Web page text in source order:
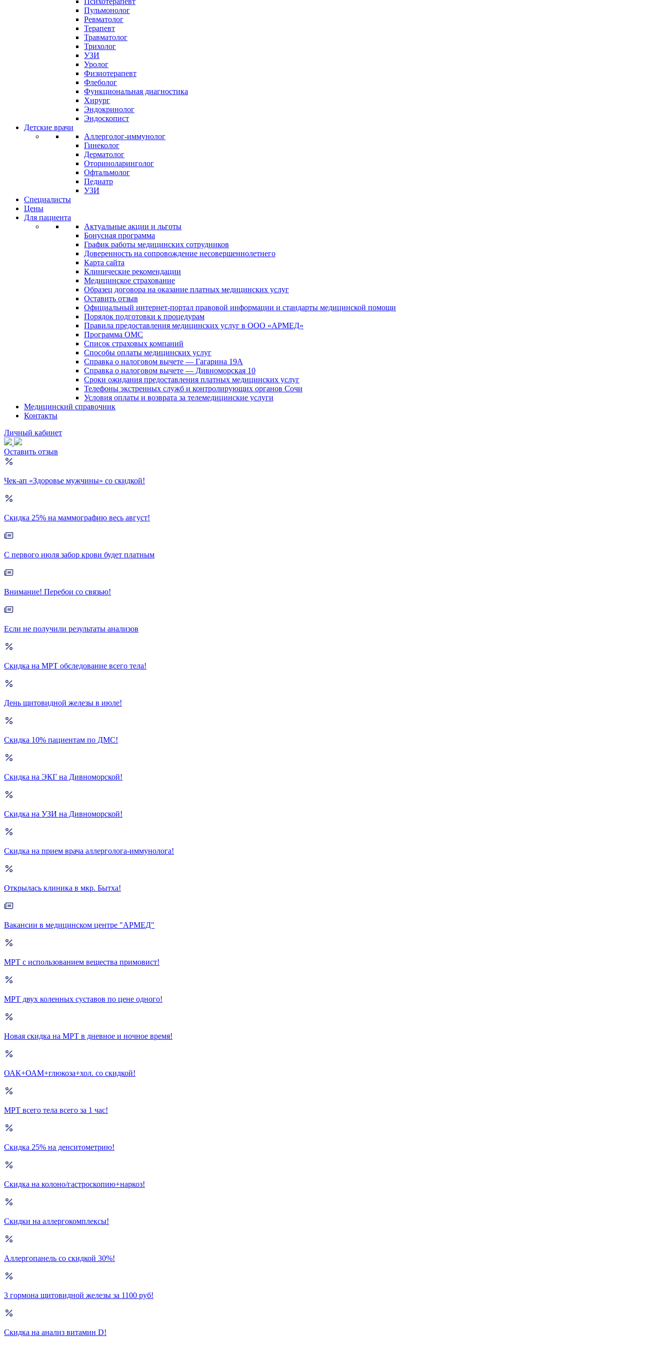
Пульмонолог
Ревматолог
Терапевт
Травматолог
Трихолог
УЗИ
Уролог
Физиотерапевт
Флеболог
Функциональная диагностика
Хирург
Эндокринолог
Эндоскопист
Детские врачи
Аллерголог-иммунолог
Гинеколог
Дерматолог
Оториноларинголог
Офтальмолог
Педиатр
УЗИ
Специалисты
Цены
Для пациента
Актуальные акции и льготы
Бонусная программа
График работы медицинских сотрудников
Доверенность на сопровождение несовершеннолетнего
Карта сайта
Клинические рекомендации
Медицинское страхование
Образец договора на оказание платных медицинских услуг
Оставить отзыв
Официальный интернет-портал правовой информации и стандарты медицинской помощи
Порядок подготовки к процедурам
Правила предоставления медицинских услуг в ООО «АРМЕД»
Программа ОМС
Список страховых компаний
Способы оплаты медицинских услуг
Справка о налоговом вычете — Гагарина 19А
Справка о налоговом вычете — Дивноморская 10
Сроки ожидания предоставления платных медицинских услуг
Телефоны экстренных служб и контролирующих органов Сочи
Условия оплаты и возврата за телемедицинские услуги
Медицинский справочник
Контакты
Личный кабинет
Оставить отзыв
Чек-ап «Здоровье мужчины» со скидкой!
Скидка 25% на маммографию весь август!
С первого июля забор крови будет платным
Внимание! Перебои со связью!
Если не получили результаты анализов
Скидка на МРТ обследование всего тела!
День щитовидной железы в июле!
Скидка 10% пациентам по ДМС!
Скидка на ЭКГ на Дивноморской!
Скидка на УЗИ на Дивноморской!
Скидка на прием врача аллерголога-иммунолога!
Открылась клиника в мкр. Бытха!
Вакансии в медицинском центре "АРМЕД"
МРТ с использованием вещества примовист!
МРТ двух коленных суставов по цене одного!
Новая скидка на МРТ в дневное и ночное время!
ОАК+ОАМ+глюкоза+хол. со скидкой!
МРТ всего тела всего за 1 час!
Скидка 25% на денситометрию!
Скидка на колоно/гастроскопию+наркоз!
Скидки на аллергокомплексы!
Аллергопанель со скидкой 30%!
3 гормона щитовидной железы за 1100 руб!
Скидка на анализ витамин D!